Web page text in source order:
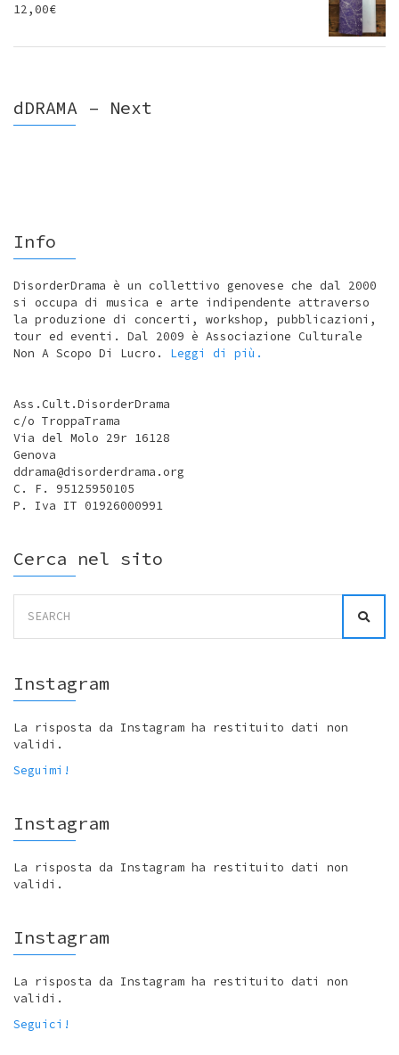
12,00€
dDRAMA – Next
Info
DisorderDrama è un collettivo genovese che dal 2000
si occupa di musica e arte indipendente attraverso
la produzione di concerti, workshop, pubblicazioni,
tour ed eventi. Dal 2009 è Associazione Culturale
Non A Scopo Di Lucro. Leggi di più.
Ass.Cult.DisorderDrama
c/o TroppaTrama
Via del Molo 29r 16128
Genova
ddrama@disorderdrama.org
C. F. 95125950105
P. Iva IT 01926000991
Cerca nel sito
for:
Instagram
La risposta da Instagram ha restituito dati non
validi.
Seguimi!
Instagram
La risposta da Instagram ha restituito dati non
validi.
Instagram
La risposta da Instagram ha restituito dati non
validi.
Seguici!